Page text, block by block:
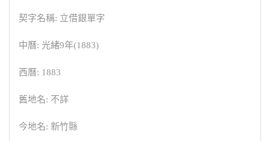
契字名稱: 立借銀單字
中曆: 光緒9年(1883)
西曆: 1883
舊地名: 不詳
今地名: 新竹縣